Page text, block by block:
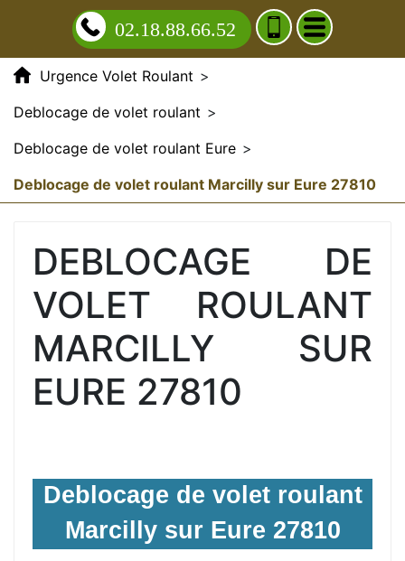
02.18.88.66.52
Urgence Volet Roulant >
Deblocage de volet roulant >
Deblocage de volet roulant Eure >
Deblocage de volet roulant Marcilly sur Eure 27810
DEBLOCAGE DE
VOLET ROULANT
MARCILLY SUR
EURE 27810
Deblocage de volet roulant
Marcilly sur Eure 27810